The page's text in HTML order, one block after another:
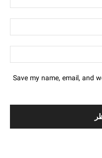
Save my name, email, and